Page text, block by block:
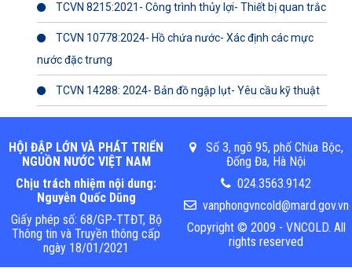
TCVN 8215:2021- Công trình thủy lợi- Thiết bị quan trắc
TCVN 10778:2024- Hồ chứa nước- Xác định các mực
nước đặc trưng
TCVN 14288: 2024- Bản đồ ngập lụt- Yêu cầu kỹ thuật
HỘI ĐẬP LỚN VÀ PHÁT TRIỂN
NGUỒN NƯỚC VIỆT NAM
Chịu trách nhiệm nội dung:
Nguyễn Quốc Dũng
Giấy phép số: 68/GP-TTĐT, Bộ
Thông tin và Truyền thông cấp
ngày 18/01/2021
Số 3, ngõ 95, phố Chùa Bộc,
Đống Đa, Hà Nội
024.3563.9142
vanphongvncold@mard.gov.vn
Copyright © 2009 - VNCOLD. All
rights reserved